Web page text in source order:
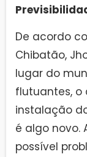
De acordo
Chibatão,
lugar do
flutuantes,
instalação
é algo novo.
possível